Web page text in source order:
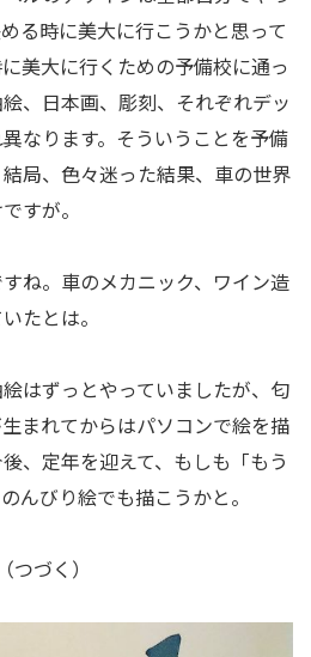
る時に美大に行こうかと思って
美大に行くための予備校に通っ
、日本画、彫刻、それぞれデッ
なります。そういうことを予備
局、色々迷った結果、車の世界
すが。
ね。車のメカニック、ワイン造
たとは。
はずっとやっていましたが、匂
まれてからはパソコンで絵を描
、定年を迎えて、もしも「もう
んびり絵でも描こうかと。
（つづく）